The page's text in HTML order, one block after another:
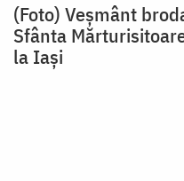
(Foto) Veșmânt
Sfânta
la Iași